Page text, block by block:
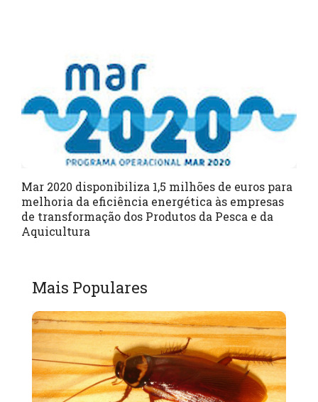
Mar 2020 disponibiliza 1,5 milhões de euros para
melhoria da eficiência energética às empresas
de transformação dos Produtos da Pesca e da
Aquicultura
Mais Populares